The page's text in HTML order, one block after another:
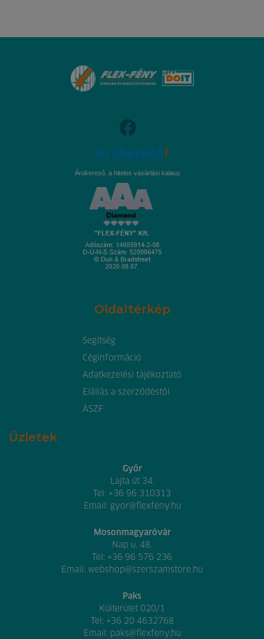
Árukereső, a hiteles vásárlási kalauz
Oldaltérkép
Segítség
Céginformáció
Adatkezelési tájékoztató
Elállás a szerződéstől
ÁSZF
Üzletek
Győr
Lajta út 34.
Tel: +36 96 310313
Email: gyor@flexfeny.hu
Mosonmagyaróvár
Nap u. 48.
Tel: +36 96 576 236
Email: webshop@szerszamstore.hu
Paks
Külterület 020/1
Tel: +36 20 4632768
Email: paks@flexfeny.hu